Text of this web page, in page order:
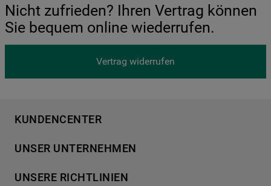
Nicht zufrieden? Ihren Vertrag können
Sie bequem online wiederrufen.
Vertrag widerrufen
KUNDENCENTER
Händlersuche
Häufige Fragen
UNSER UNTERNEHMEN
Für Händler
UNSERE RICHTLINIEN